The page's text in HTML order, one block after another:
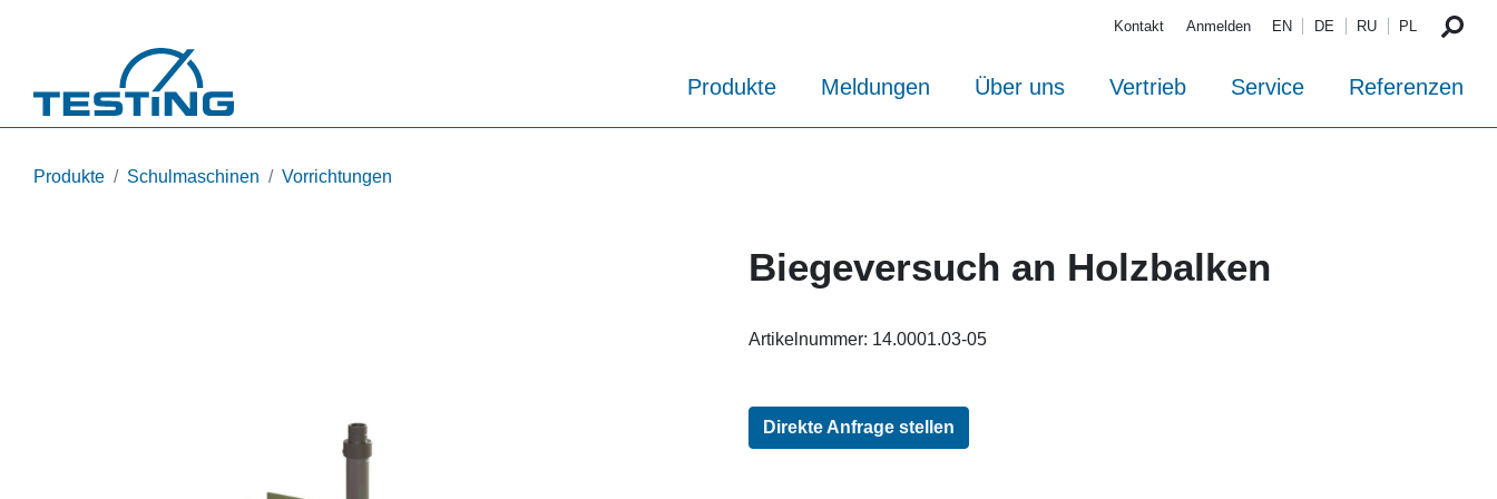
Kontakt Anmelden EN DE RU PL
Produkte Meldungen Über uns Vertrieb Service Referenzen
Produkte Schulmaschinen Vorrichtungen
Biegeversuch an Holzbalken
Artikelnummer: 14.0001.03-05
Direkte Anfrage stellen